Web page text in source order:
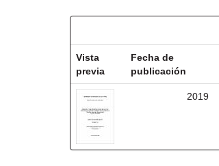
Vista
previa
Fecha de
publicación
2019